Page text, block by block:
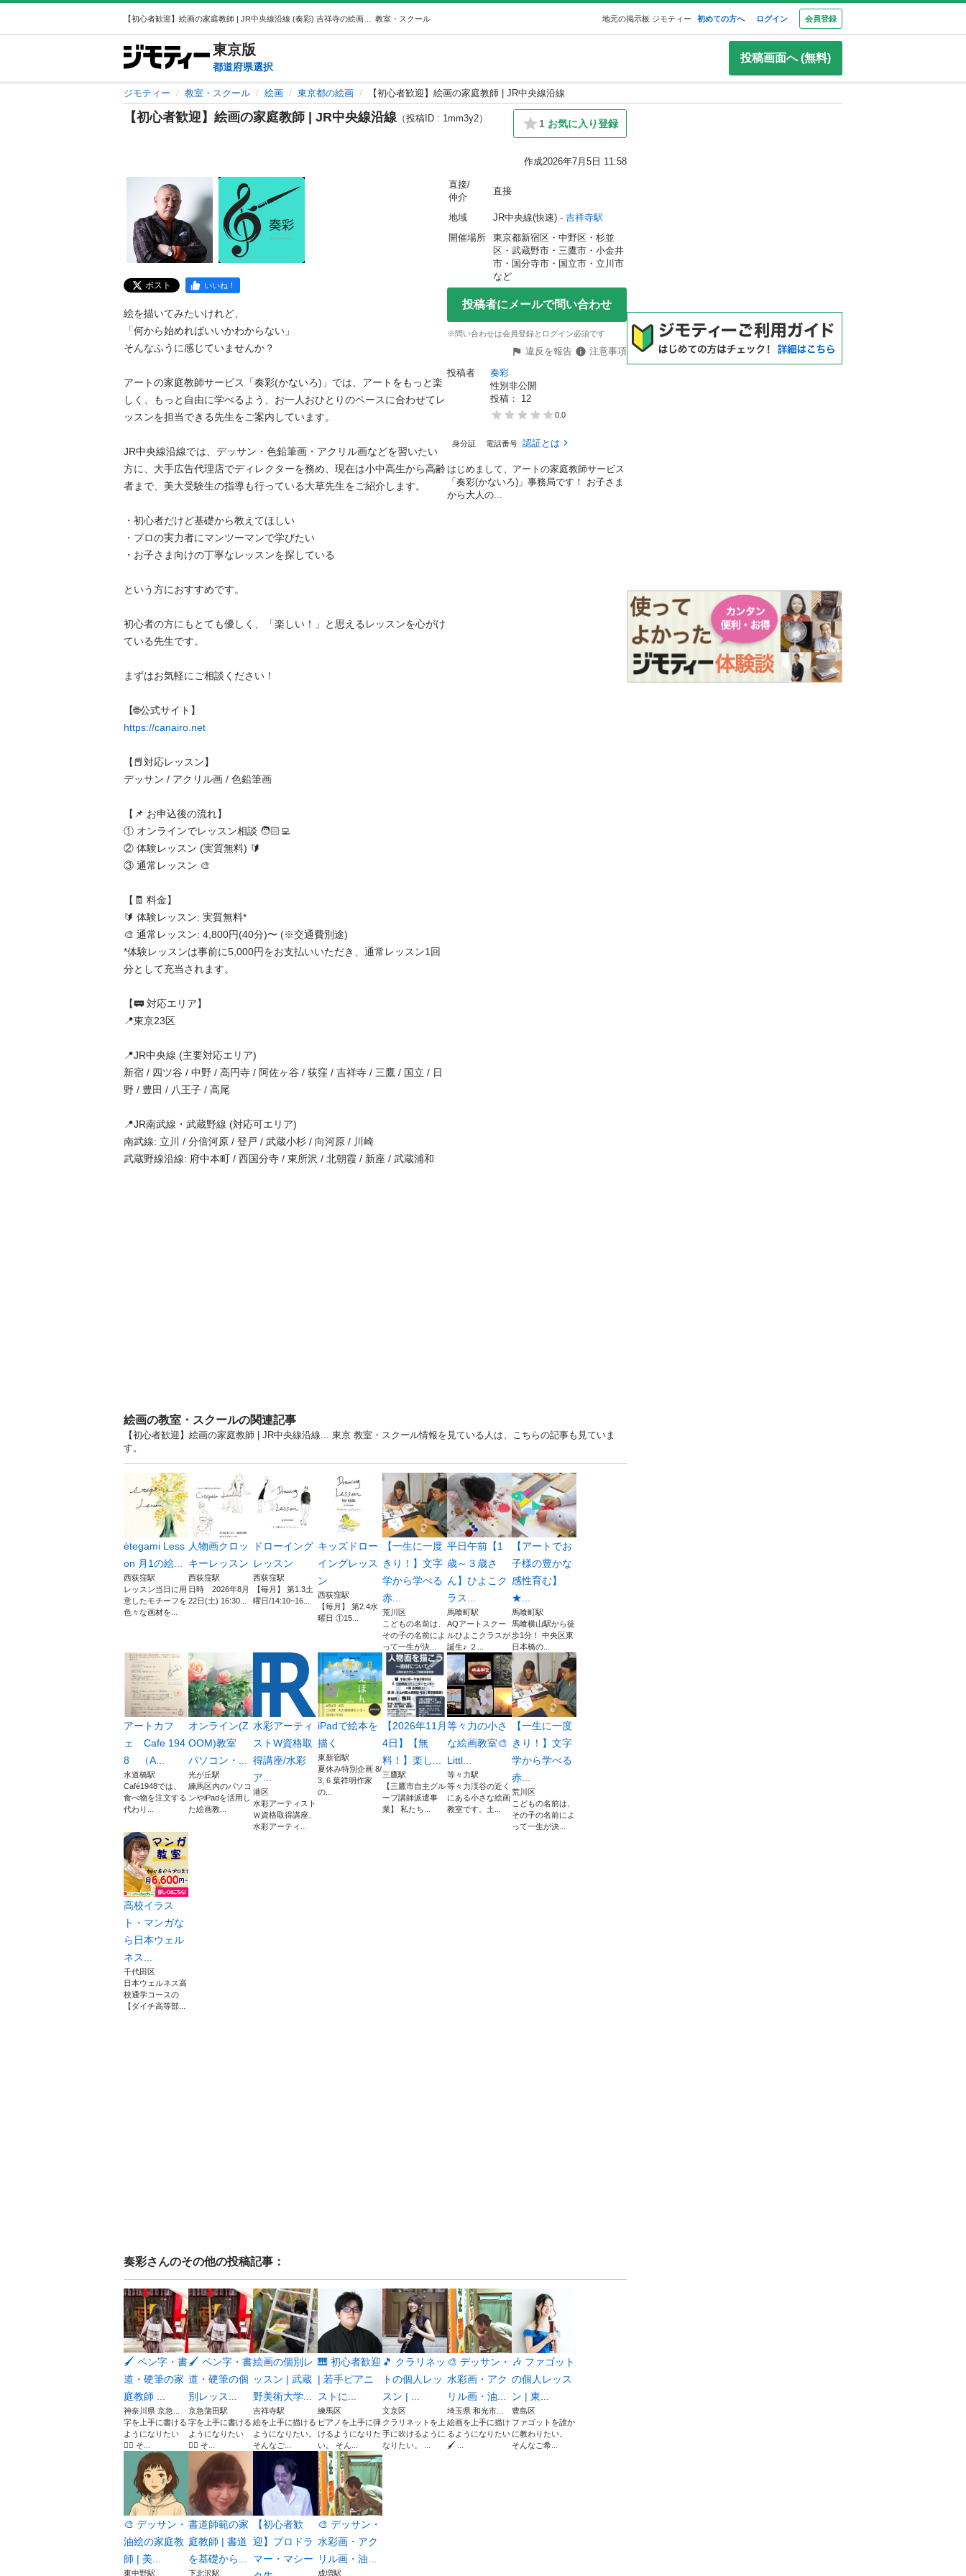
教室・スクール 地元の掲示板 ジモティー 初めての方へ ログイン 会員登録
東京版
都道府県選択
投稿画面へ (無料)
ジモティー 教室・スクール 絵画 東京都の絵画 【初心者歓迎】絵画の家庭教師 | JR中央線沿線
【初心者歓迎】絵画の家庭教師 | JR中央線沿線 （投稿ID : 1mm3y2） 1 お気に入り登録
作成2026年7月5日 11:58
ポスト いいね！
絵を描いてみたいけれど、
「何から始めればいいかわからない」
そんなふうに感じていませんか？
アートの家庭教師サービス「奏彩(かないろ)」では、アートをもっと楽
しく、もっと自由に学べるよう、お一人おひとりのペースに合わせてレ
ッスンを担当できる先生をご案内しています。
JR中央線沿線では、デッサン・色鉛筆画・アクリル画などを習いたい
方に、大手広告代理店でディレクターを務め、現在は小中高生から高齢
者まで、美大受験生の指導も行っている大草先生をご紹介します。
・初心者だけど基礎から教えてほしい
・プロの実力者にマンツーマンで学びたい
・お子さま向けの丁寧なレッスンを探している
という方におすすめです。
初心者の方にもとても優しく、「楽しい！」と思えるレッスンを心がけ
ている先生です。
まずはお気軽にご相談ください！
https://canairo.net
【📕対応レッスン】
デッサン / アクリル画 / 色鉛筆画
【📌 お申込後の流れ】
① オンラインでレッスン相談 🧑🏻‍💻
② 体験レッスン (実質無料) 🔰
③ 通常レッスン 🎨
【🧾 料金】
🔰 体験レッスン: 実質無料*
🎨 通常レッスン: 4,800円(40分)〜 (※交通費別途)
*体験レッスンは事前に5,000円をお支払いいただき、通常レッスン1回
分として充当されます。
【🚃 対応エリア】
📍東京23区
📍JR中央線 (主要対応エリア)
新宿 / 四ツ谷 / 中野 / 高円寺 / 阿佐ヶ谷 / 荻窪 / 吉祥寺 / 三鷹 / 国立 / 日
野 / 豊田 / 八王子 / 高尾
📍JR南武線・武蔵野線 (対応可エリア)
南武線: 立川 / 分倍河原 / 登戸 / 武蔵小杉 / 向河原 / 川崎
武蔵野線沿線: 府中本町 / 西国分寺 / 東所沢 / 北朝霞 / 新座 / 武蔵浦和
直接/
仲介
直接
地域 JR中央線(快速) - 吉祥寺駅
開催場所
東京都新宿区・中野区・杉並
区・武蔵野市・三鷹市・小金井
市・国分寺市・国立市・立川市
など
投稿者にメールで問い合わせ
※問い合わせは会員登録とログイン必須です
違反を報告
注意事項
投稿者
奏彩
性別非公開
投稿： 12
0.0
身分証 電話番号 認証とは
はじめまして、アートの家庭教師サービス
「奏彩(かないろ)」事務局です！ お子さま
から大人の...
絵画の教室・スクールの関連記事
【初心者歓迎】絵画の家庭教師 | JR中央線沿線... 東京 教室・スクール情報を見ている人は、こちらの記事も見ていま
す。
ètegami Less
on 月1の絵...
西荻窪駅
レッスン当日に用
意したモチーフを
色々な画材を...
人物画クロッ
キーレッスン
西荻窪駅
日時 2026年8月
22日(土) 16:30...
ドローイング
レッスン
西荻窪駅
【毎月】 第1.3土
曜日/14:10~16...
キッズドロー
イングレッス
ン
西荻窪駅
【毎月】 第2.4水
曜日 ①15...
【一生に一度
きり！】文字
学から学べる
赤...
荒川区
こどもの名前は、
その子の名前によ
って一生が決...
平日午前【1
歳～３歳さ
ん】ひよこク
ラス...
馬喰町駅
AQアートスクー
ルひよこクラスが
誕生♪ ２...
【アートでお
子様の豊かな
感性育む】
★...
馬喰町駅
馬喰横山駅から徒
歩1分！ 中央区東
日本橋の...
アートカフ
ェ Cafe 194
8 （A...
水道橋駅
Café1948では、
食べ物を注文する
代わり...
オンライン(Z
OOM)教室
パソコン・...
光が丘駅
練馬区内のパソコ
ンやiPadを活用し
た絵画教...
水彩アーティ
ストW資格取
得講座/水彩
ア...
港区
水彩アーティスト
Ｗ資格取得講座、
水彩アーティ...
iPadで絵本を
描く
東新宿駅
夏休み特別企画 8/
3, 6 葉祥明作家
の...
【2026年11月
4日】【無
料！】楽し...
三鷹駅
【三鷹市自主グル
ープ講師派遣事
業】 私たち...
等々力の小さ
な絵画教室🎨
Littl...
等々力駅
等々力渓谷の近く
にある小さな絵画
教室です。土...
【一生に一度
きり！】文字
学から学べる
赤...
荒川区
こどもの名前は、
その子の名前によ
って一生が決...
高校イラス
ト・マンガな
ら日本ウェル
ネス...
千代田区
日本ウェルネス高
校通学コースの
【ダイチ高等部...
奏彩さんのその他の投稿記事：
🖌️ ペン字・書
道・硬筆の家
庭教師 ...
神奈川県 京急...
字を上手に書ける
ようになりたい
✍🏻 そ...
🖌️ ペン字・書
道・硬筆の個
別レッス...
京急蒲田駅
字を上手に書ける
ようになりたい
✍🏻 そ...
絵画の個別レ
ッスン | 武蔵
野美術大学...
吉祥寺駅
絵を上手に描ける
ようになりたい。
そんなご...
🎹 初心者歓迎
| 若手ピアニ
ストに...
練馬区
ピアノを上手に弾
けるようになりた
い。 そん...
🎵 クラリネッ
トの個人レッ
スン | ...
文京区
クラリネットを上
手に吹けるように
なりたい。 ...
🎨 デッサン・
水彩画・アク
リル画・油...
埼玉県 和光市...
絵画を上手に描け
るようになりたい
🖌️ ...
🎶 ファゴット
の個人レッス
ン | 東...
豊島区
ファゴットを誰か
に教わりたい。
そんなご希...
🎨 デッサン・
油絵の家庭教
師 | 美...
東中野駅
書道師範の家
庭教師 | 書道
を基礎から...
下北沢駅
【初心者歓
迎】プロドラ
マー・マシー
🎨 デッサン・
水彩画・アク
リル画・油...
成増駅